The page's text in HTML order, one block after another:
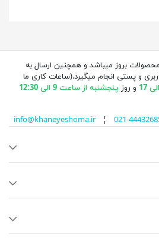
بروز میباشد و همچنین ارسال به
و پستی انجام میگیرد.(ساعات کاری ما
و روز پنجشنبه از ساعت 9 الی 12:30
info@khaneyeshoma.ir¦ 021-